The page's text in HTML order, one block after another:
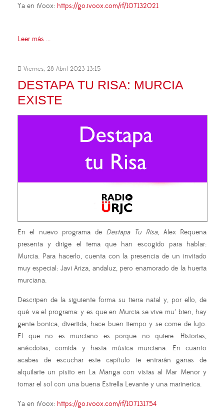
Ya en iVoox: https://go.ivoox.com/rf/107132021
Leer más ...
Viernes, 28 Abril 2023 13:15
DESTAPA TU RISA: MURCIA
EXISTE
En el nuevo programa de Destapa Tu Risa, Alex Requena
presenta y dirige el tema que han escogido para hablar:
Murcia. Para hacerlo, cuenta con la presencia de un invitado
muy especial: Javi Ariza, andaluz, pero enamorado de la huerta
murciana.
Descripen de la siguiente forma su tierra natal y, por ello, de
qué va el programa: y es que en Murcia se vive mu´ bien, hay
gente bonica, divertida, hace buen tiempo y se come de lujo.
El que no es murciano es porque no quiere. Historias,
anécdotas, comida y hasta música murciana. En cuanto
acabes de escuchar este capítulo te entrarán ganas de
alquilarte un pisito en La Manga con vistas al Mar Menor y
tomar el sol con una buena Estrella Levante y una marinerica.
Ya en iVoox: https://go.ivoox.com/rf/107131754